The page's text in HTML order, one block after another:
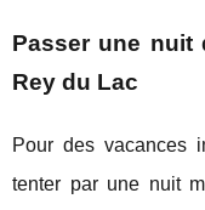
Passer une nuit
Rey du Lac
Pour des vacances
tenter par une nuit